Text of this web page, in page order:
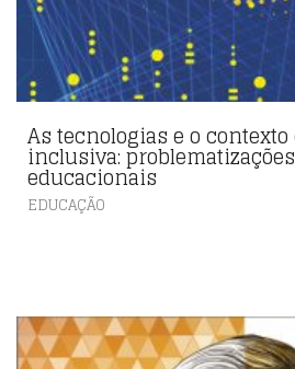
As tecnologias e o contexto
inclusiva:
educacionais
EDUCAÇÃO